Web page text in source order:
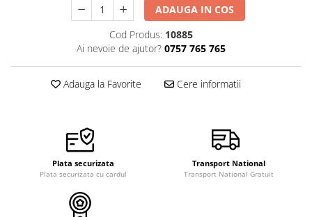
Carti si caiete de colorat 19%
Carti si caiete de colorat 5%
Creative si craft_x000D_
Penare si Borsete
Carti si caiete de colorat 11%
Carti si caiete de colorat 21%
Seturi de bucatarie si curatenie
Seturi de joaca doctor
ADAUGA IN COS
Cod Produs: 10885
Ai nevoie de ajutor? 0757 765 765
Adauga la Favorite Cere informatii
Plata securizata
Plata securizata cu cardul
Transport National
Transport National Gratuit